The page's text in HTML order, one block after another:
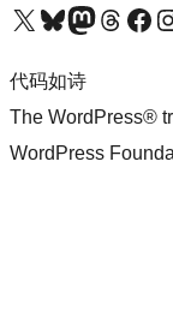
关注我们的 X（原 Twitter）账号访问我们的 Bluesky 账号关注我们的 Mastodon 账号访问我们的 Threads 账号 访问我们的 Facebook 公共主页关注我们的
代码如诗
The WordPress®
WordPress